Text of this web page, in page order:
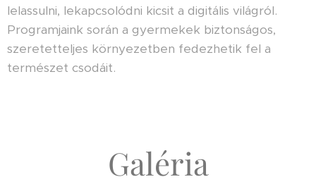
lelassulni, lekapcsolódni kicsit a digitális világról.
Programjaink során a gyermekek biztonságos,
szeretetteljes környezetben fedezhetik fel a
természet csodáit.
Galéria